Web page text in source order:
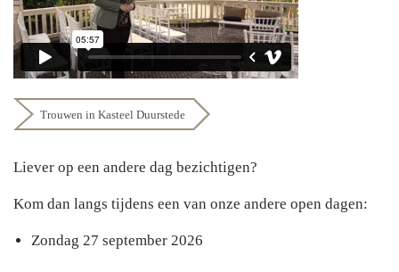
Trouwen in Kasteel Duurstede
Liever op een andere dag bezichtigen?
Kom dan langs tijdens een van onze andere open dagen:
Zondag 27 september 2026